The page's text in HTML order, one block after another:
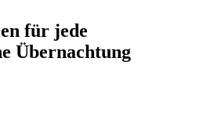
für jede
Übernachtung